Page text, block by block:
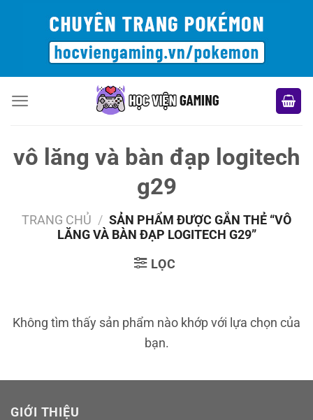
vô lăng và bàn đạp logitech
g29
TRANG CHỦ / SẢN PHẨM ĐƯỢC GẮN THẺ “VÔ
LĂNG VÀ BÀN ĐẠP LOGITECH G29”
LỌC
Không tìm thấy sản phẩm nào khớp với lựa chọn của
bạn.
GIỚI THIỆU